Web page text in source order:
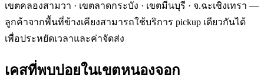
เขตคลองสามวา · เขตลาดกระบัง · เขตมีนบุรี · จ.ฉะเชิงเทรา —
ลูกค้าจากพื้นที่ข้างเคียงสามารถใช้บริการ pickup เดียวกันได้
เพื่อประหยัดเวลาและค่าจัดส่ง
เคสที่พบบ่อยในเขตหนองจอก